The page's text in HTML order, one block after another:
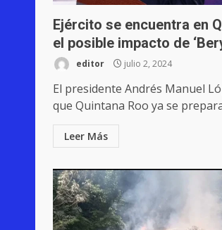
Ejército se encuentra en
el posible impacto de
editor julio 2, 2024
El presidente Andrés Manuel
que Quintana Roo ya se
Leer Más